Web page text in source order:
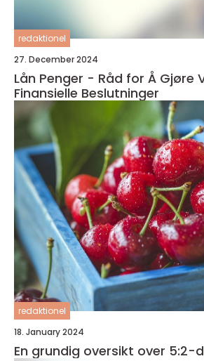
redaktionel
27. December 2024
Lån Penger - Råd for Å Gjøre
Finansielle Beslutninger
redaktionel
18. January 2024
En grundig oversikt over 5:2-